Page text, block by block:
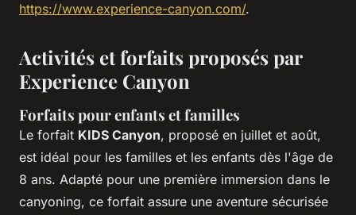
https://www.experience-canyon.com/.
Activités et forfaits proposés par
Experience Canyon
Forfaits pour enfants et familles
Le forfait KIDS Canyon, proposé en juillet et août,
est idéal pour les familles et les enfants dès l'âge de
8 ans. Adapté pour une première immersion dans le
canyoning, ce forfait assure une aventure sécurisée